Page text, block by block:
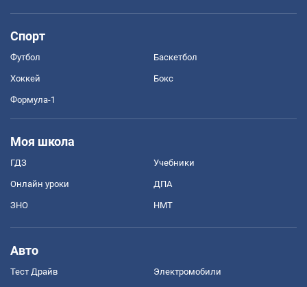
Спорт
Футбол Баскетбол
Хоккей Бокс
Формула-1
Моя школа
ГДЗ Учебники
Онлайн уроки ДПА
ЗНО НМТ
Авто
Тест Драйв Электромобили